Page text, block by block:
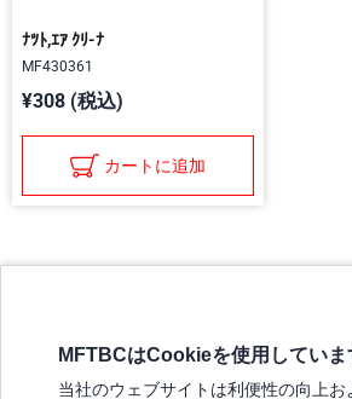
ﾅﾂﾄ,ｴｱ ｸﾘ-ﾅ
MF430361
¥308 (税込)
カートに追加
MFTBCはCookieを使用していま
当社のウェブサイトは利便性の向上お